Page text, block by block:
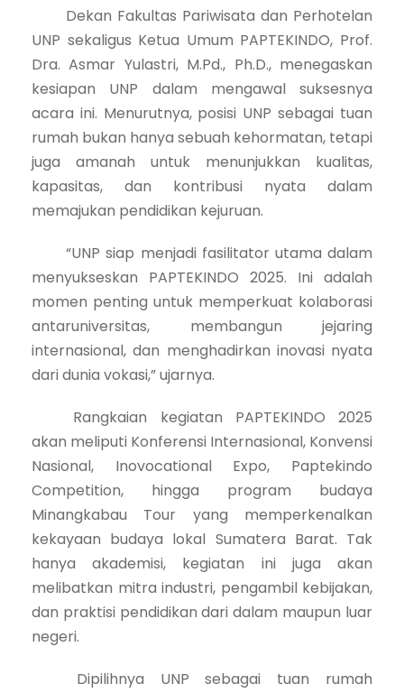
Dekan Fakultas Pariwisata dan Perhotelan
UNP sekaligus Ketua Umum PAPTEKINDO, Prof.
Dra. Asmar Yulastri, M.Pd., Ph.D., menegaskan
kesiapan UNP dalam mengawal suksesnya
acara ini. Menurutnya, posisi UNP sebagai tuan
rumah bukan hanya sebuah kehormatan, tetapi
juga amanah untuk menunjukkan kualitas,
kapasitas, dan kontribusi nyata dalam
memajukan pendidikan kejuruan.
“UNP siap menjadi fasilitator utama dalam
menyukseskan PAPTEKINDO 2025. Ini adalah
momen penting untuk memperkuat kolaborasi
antaruniversitas, membangun jejaring
internasional, dan menghadirkan inovasi nyata
dari dunia vokasi,” ujarnya.
Rangkaian kegiatan PAPTEKINDO 2025
akan meliputi Konferensi Internasional, Konvensi
Nasional, Inovocational Expo, Paptekindo
Competition, hingga program budaya
Minangkabau Tour yang memperkenalkan
kekayaan budaya lokal Sumatera Barat. Tak
hanya akademisi, kegiatan ini juga akan
melibatkan mitra industri, pengambil kebijakan,
dan praktisi pendidikan dari dalam maupun luar
negeri.
Dipilihnya UNP sebagai tuan rumah